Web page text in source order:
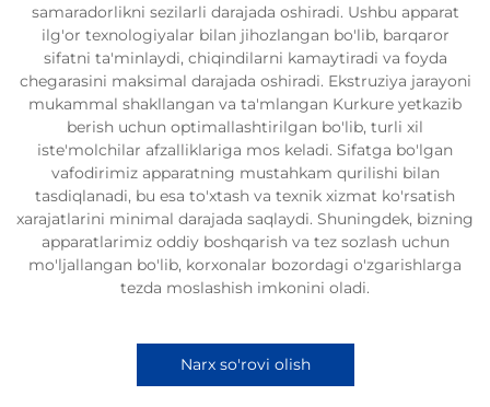
samaradorlikni sezilarli darajada oshiradi. Ushbu apparat
ilg'or texnologiyalar bilan jihozlangan bo'lib, barqaror
sifatni ta'minlaydi, chiqindilarni kamaytiradi va foyda
chegarasini maksimal darajada oshiradi. Ekstruziya jarayoni
mukammal shakllangan va ta'mlangan Kurkure yetkazib
berish uchun optimallashtirilgan bo'lib, turli xil
iste'molchilar afzalliklariga mos keladi. Sifatga bo'lgan
vafodirimiz apparatning mustahkam qurilishi bilan
tasdiqlanadi, bu esa to'xtash va texnik xizmat ko'rsatish
xarajatlarini minimal darajada saqlaydi. Shuningdek, bizning
apparatlarimiz oddiy boshqarish va tez sozlash uchun
mo'ljallangan bo'lib, korxonalar bozordagi o'zgarishlarga
tezda moslashish imkonini oladi.
Narx so'rovi olish